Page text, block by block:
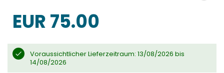
gallery
EUR 75.00
Voraussichtlicher Lieferzeitraum: 13/08/2026 bis
14/08/2026